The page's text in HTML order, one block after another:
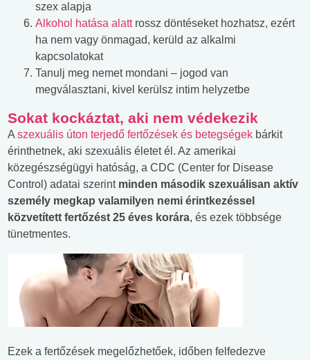
szex alapja
Alkohol hatása alattrossz döntéseket hozhatsz, ezért
ha nem vagy önmagad, kerüld az alkalmi
kapcsolatokat
Tanulj meg nemet mondani – jogod van
megválasztani, kivel kerülsz intim helyzetbe
Sokat kockáztat, aki nem védekezik
A szexuális úton terjedő fertőzések és betegségek bárkit
érinthetnek, aki szexuális életet él. Az amerikai
közegészségügyi hatóság, a CDC (Center for Disease
Control) adatai szerint minden második szexuálisan aktív
személy megkap valamilyen nemi érintkezéssel
közvetített fertőzést 25 éves korára, és ezek többsége
tünetmentes.
Ezek a fertőzések megelőzhetőek, időben felfedezve